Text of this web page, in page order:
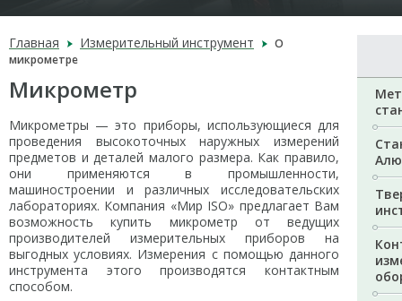
Главная Измерительный инструмент
О
микрометре
Микрометр
Микрометры — это приборы, использующиеся для
проведения высокоточных наружных измерений
предметов и деталей малого размера. Как правило,
они применяются в промышленности,
машиностроении и различных исследовательских
лабораториях. Компания «Мир ISO» предлагает Вам
возможность купить микрометр от ведущих
производителей измерительных приборов на
выгодных условиях. Измерения с помощью данного
инструмента этого производятся контактным
способом.